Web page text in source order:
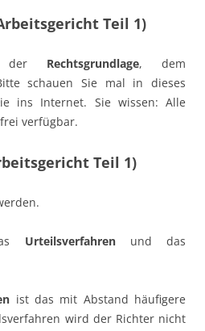
Teil 1)
der Rechtsgrundlage, dem
schauen Sie mal in dieses
ins Internet. Sie wissen: Alle
verfügbar.
Teil 1)
Urteilsverfahrenund das
ist das mit Abstand häufigere
wird der Richter nicht